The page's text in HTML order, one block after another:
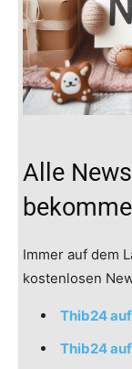
Alle
Immer auf dem
kostenlosen
Thib24
Thib24